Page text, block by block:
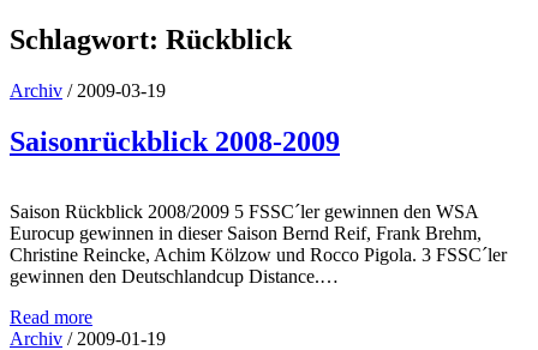
Schlagwort: Rückblick
Archiv / 2009-03-19
Saisonrückblick 2008-2009
Saison Rückblick 2008/2009 5 FSSC´ler gewinnen den WSA
Eurocup gewinnen in dieser Saison Bernd Reif, Frank Brehm,
Christine Reincke, Achim Kölzow und Rocco Pigola. 3 FSSC´ler
gewinnen den Deutschlandcup Distance.…
Read more
Archiv / 2009-01-19